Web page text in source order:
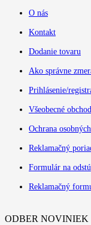
O nás
Kontakt
Dodanie tovaru
Ako správne
Prihlásenie/
Všeobecné
Ochrana
Reklamačný
Formulár na
Reklamačný
ODBER NOVINIEK